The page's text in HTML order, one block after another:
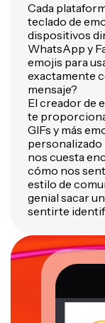
Cada
teclado de
dispositivos
WhatsApp y
emojis para
exactamente
mensaje?
El creador de
te
GIFs y más
personalizado
nos cuesta
cómo nos
estilo de
genial sacar
sentirte